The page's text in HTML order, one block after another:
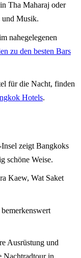
Tha Maharaj oder
und Musik.
nahegelegenen
zu den besten Bars
für die Nacht, finden
Hotels.
zeigt Bangkoks
schöne Weise.
Kaew, Wat Saket
Ausrüstung und